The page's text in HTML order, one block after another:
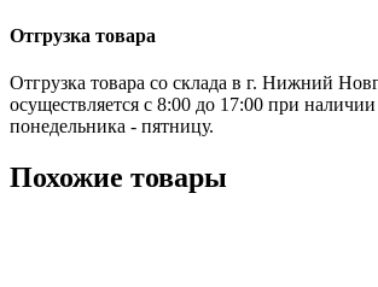
Отгрузка товара
Отгрузка товара со склада в г. Нижний
осуществляется с 8:00 до 17:00 при наличии
понедельника - пятницу.
Похожие товары